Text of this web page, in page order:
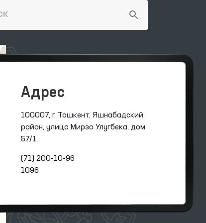
Адрес
100007, г. Ташкент, Яшнабадский
район, улица Мирзо Улугбека, дом
57/1
(71) 200-10-96
1096